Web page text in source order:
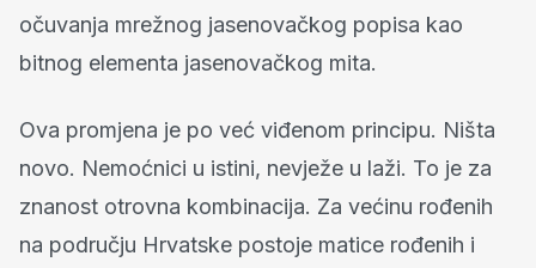
očuvanja mrežnog jasenovačkog popisa kao
bitnog elementa jasenovačkog mita.
Ova promjena je po već viđenom principu. Ništa
novo. Nemoćnici u istini, nevježe u laži. To je za
znanost otrovna kombinacija. Za većinu rođenih
na području Hrvatske postoje matice rođenih i